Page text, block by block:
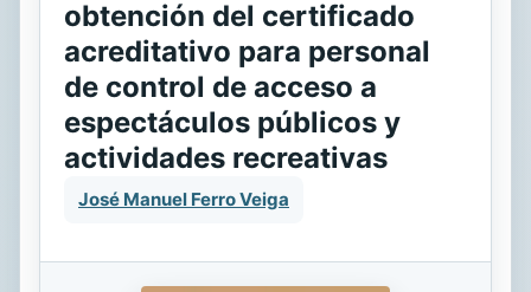
obtención del certificado
acreditativo para personal
de control de acceso a
espectáculos públicos y
actividades recreativas
José Manuel Ferro Veiga